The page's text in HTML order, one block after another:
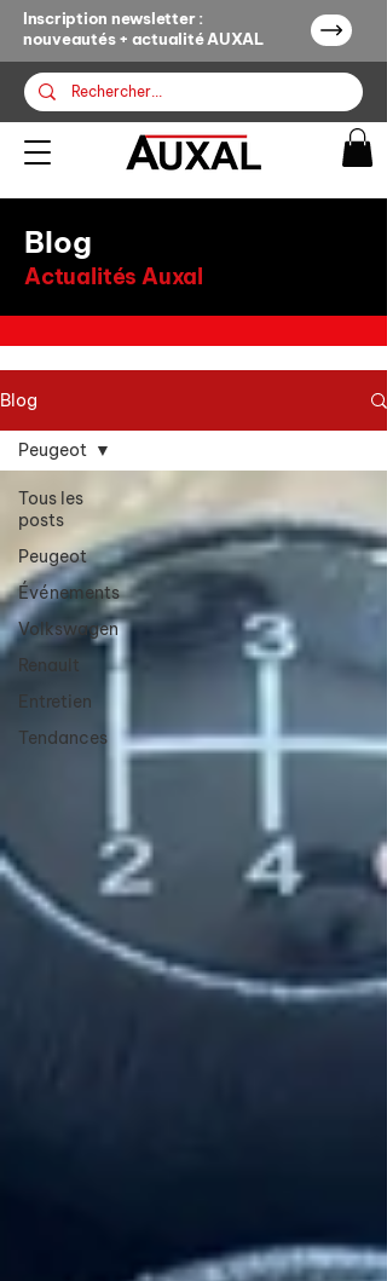
Inscription newsletter :
nouveautés + actualité AUXAL
Blog
Actualités Auxal
Blog
Tous les
posts
Peugeot
Événements
Volkswagen
Renault
Entretien
Tendances
Peugeot